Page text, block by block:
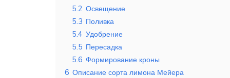
5.2 Освещение
5.3 Поливка
5.4 Удобрение
5.5 Пересадка
5.6 Формирование кроны
6 Описание сорта лимона Мейера